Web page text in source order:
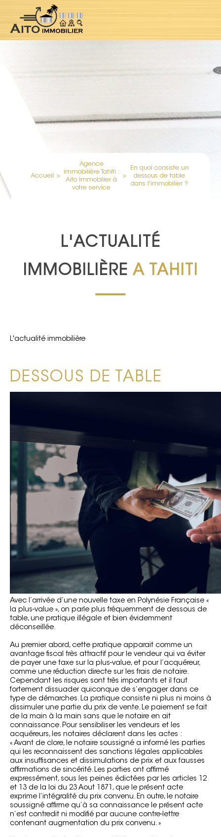
Accueil >
Agence
immobilière Tahiti :
Aito Immobilier à
votre service
>
En quoi consiste un
dessous de table
dans l'immobilier ?
L'ACTUALITÉ
IMMOBILIÈRE A TAHITI
L'actualité immobilière
DESSOUS DE TABLE
Avec l’arrivée d’une nouvelle taxe en Polynésie Française «
la plus-value », on parle plus fréquemment de dessous de
table, une pratique illégale et bien évidemment
déconseillée.
Au premier abord, cette pratique apparait comme un
avantage fiscal très attractif pour le vendeur qui va éviter
de payer une taxe sur la plus-value, et pour l’acquéreur,
comme une réduction directe sur les frais de notaire.
Cependant les risques sont très importants et il faut
fortement dissuader quiconque de s’engager dans ce
type de démarches. La pratique consiste ni plus ni moins à
dissimuler une partie du prix de vente. Le paiement se fait
de la main à la main sans que le notaire en ait
connaissance. Pour sensibiliser les vendeurs et les
acquéreurs, les notaires déclarent dans les actes :
« Avant de clore, le notaire soussigné a informé les parties
qui les reconnaissent des sanctions légales applicables
aux insuffisances et dissimulations de prix et aux fausses
affirmations de sincérité. Les parties ont affirmé
expressément, sous les peines édictées par les articles 12
et 13 de la loi du 23 Aout 1871, que le présent acte
exprime l’intégralité du prix convenu. En outre, le notaire
soussigné affirme qu’à sa connaissance le présent acte
n’est contredit ni modifié par aucune contre-lettre
contenant augmentation du prix convenu. »